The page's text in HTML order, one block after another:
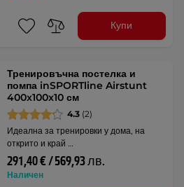
Купи
Тренировъчна постелка и
помпа inSPORTline Airstunt
400x100x10 см
4.3 (2)
Идеална за тренировки у дома, на
открито и край …
291,40 € / 569,93 лв.
Наличен